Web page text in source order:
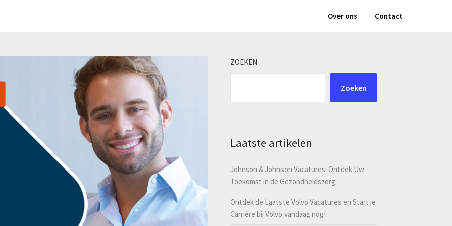
Over ons Contact
ZOEKEN
Zoeken
Laatste artikelen
Johnson & Johnson Vacatures: Ontdek Uw
Toekomst in de Gezondheidszorg
Ontdek de Laatste Volvo Vacatures en Start je
Carrière bij Volvo vandaag nog!